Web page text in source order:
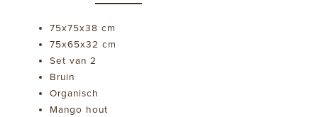
75x75x38 cm
75x65x32 cm
Set van 2
Bruin
Organisch
Mango hout